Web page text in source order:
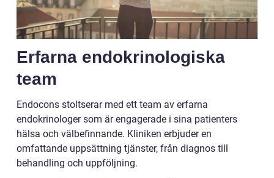
Erfarna endokrinologiska
team
Endocons stoltserar med ett team av erfarna
endokrinologer som är engagerade i sina patienters
hälsa och välbefinnande. Kliniken erbjuder en
omfattande uppsättning tjänster, från diagnos till
behandling och uppföljning.